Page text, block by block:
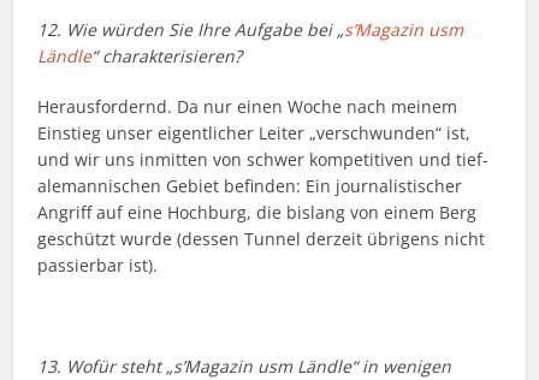
12. Wie würden Sie Ihre Aufgabe bei „s’Magazin usm
Ländle“ charakterisieren?
Herausfordernd. Da nur einen Woche nach meinem
Einstieg unser eigentlicher Leiter „verschwunden“ ist,
und wir uns inmitten von schwer kompetitiven und tief-
alemannischen Gebiet befinden: Ein journalistischer
Angriff auf eine Hochburg, die bislang von einem Berg
geschützt wurde (dessen Tunnel derzeit übrigens nicht
passierbar ist).
13. Wofür steht „s’Magazin usm Ländle“ in wenigen